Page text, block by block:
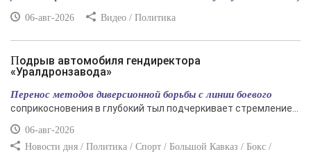
06-авг-2026 Видео / Политика
Подрыв автомобиля гендиректора
«Уралдронзавода»
Перенос методов диверсионной борьбы с линии боевого
соприкосновения в глубокий тыл подчеркивает стремление...
06-авг-2026
Новости дня / Политика / Спорт / Большой Кавказ / Бокс /